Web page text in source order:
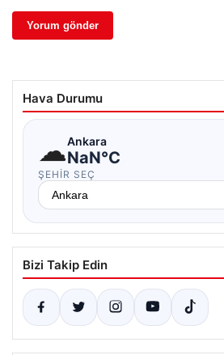
Hava Durumu
☁Ankara
NaN°C
ŞEHIR SEÇ
Bizi Takip Edin